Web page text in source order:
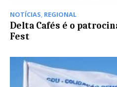
NOTÍCIAS REGIONAL
Delta Cafés é o
Fest